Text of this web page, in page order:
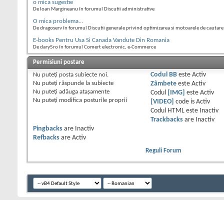
o mica sugestie
De Ioan Margineanu în forumul Discutii administrative
O mica problema...
De dragoserv în forumul Discutii generale privind optimizarea si motoarele de cautare
E-books Pentru Usa Si Canada Vandute Din Romania
De dary5ro în forumul Comert electronic, e-Commerce
Permisiuni postare
Nu puteţi posta subiecte noi.
Nu puteţi răspunde la subiecte
Nu puteţi adăuga ataşamente
Nu puteţi modifica posturile proprii
Codul BBeste Activ
Zâmbeteeste Activ
Codul
[IMG] este Activ
[VIDEO]
code is Activ
Codul HTML este
Inactiv
Trackbacksare
Inactiv
Pingbacks are
Inactiv
Refbacks are Activ
Reguli Forum